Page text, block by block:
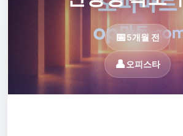
5개월 전
오피스타